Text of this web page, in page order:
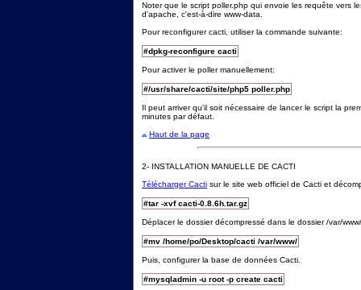
Noter que le script poller.php qui envoie les requête vers
d'apache, c'est-à-dire www-data.
Pour reconfigurer cacti, utiliser la commande suivante:
#dpkg-reconfigure cacti
Pour activer le poller manuellement:
#/usr/share/cacti/site/php5 poller.php
Il peut arriver qu'il soit nécessaire de lancer le script la
minutes par défaut.
Haut de la page
2- INSTALLATION MANUELLE DE CACTI
Télécharger Cacti sur le site web officiel de Cacti et
#tar -xvf cacti-0.8.6h.tar.gz
Déplacer le dossier décompressé dans le dossier /var/
#mv /home/po/Desktop/cacti /var/www/
Puis, configurer la base de données Cacti.
#mysqladmin -u root -p create cacti